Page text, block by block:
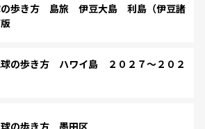
歩き方 島旅 伊豆大島 利島（伊豆諸
の歩き方 ハワイ島 ２０２７～２０２